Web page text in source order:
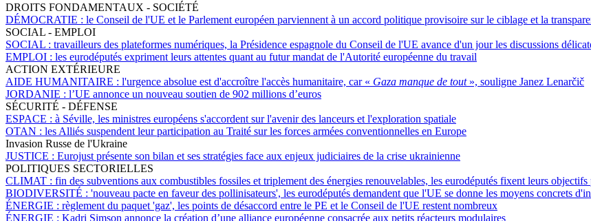
DROITS FONDAMENTAUX - SOCIÉTÉ
DÉMOCRATIE : le Conseil de l'UE et le Parlement européen parviennent à un accord politique provisoire sur le ciblage et la
SOCIAL - EMPLOI
SOCIAL : travailleurs des plateformes numériques, la Présidence espagnole du Conseil de l'UE avance d'un jour les discussions
EMPLOI : les eurodéputés expriment leurs attentes quant au futur mandat de l'Autorité européenne du travail
ACTION EXTÉRIEURE
AIDE HUMANITAIRE : l'urgence absolue est d'accroître l'accès humanitaire, car « Gaza manque de tout », souligne Janez Lenarčič
JORDANIE : l’UE annonce un nouveau soutien de 902 millions d’euros
SÉCURITÉ - DÉFENSE
ESPACE : à Séville, les ministres européens s'accordent sur l'avenir des lanceurs et l'exploration spatiale
OTAN : les Alliés suspendent leur participation au Traité sur les forces armées conventionnelles en Europe
Invasion Russe de l'Ukraine
JUSTICE : Eurojust présente son bilan et ses stratégies face aux enjeux judiciaires de la crise ukrainienne
POLITIQUES SECTORIELLES
CLIMAT : fin des subventions aux combustibles fossiles et triplement des énergies renouvelables, les eurodéputés fixent leurs
BIODIVERSITÉ : 'nouveau pacte en faveur des pollinisateurs', les eurodéputés demandent que l'UE se donne les moyens concrets
ÉNERGIE : règlement du paquet 'gaz', les points de désaccord entre le PE et le Conseil de l'UE restent nombreux
ÉNERGIE : Kadri Simson annonce la création d’une alliance européenne consacrée aux petits réacteurs modulaires